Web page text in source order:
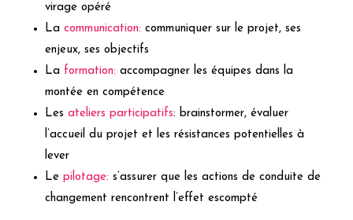
virage opéré
La communication: communiquer sur le projet, ses
enjeux, ses objectifs
La formation: accompagner les équipes dans la
montée en compétence
Les ateliers participatifs: brainstormer, évaluer
l’accueil du projet et les résistances potentielles à
lever
Le pilotage: s’assurer que les actions de conduite de
changement rencontrent l’effet escompté